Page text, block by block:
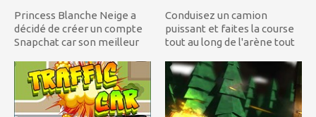
Princess Blanche Neige a
décidé de créer un compte
Snapchat car son meilleur
Conduisez un camion
puissant et faites la course
tout au long de l'arène tout